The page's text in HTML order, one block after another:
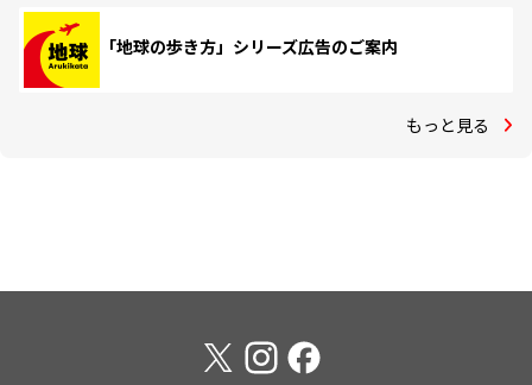
「地球の歩き方」シリーズ広告のご案内
もっと見る